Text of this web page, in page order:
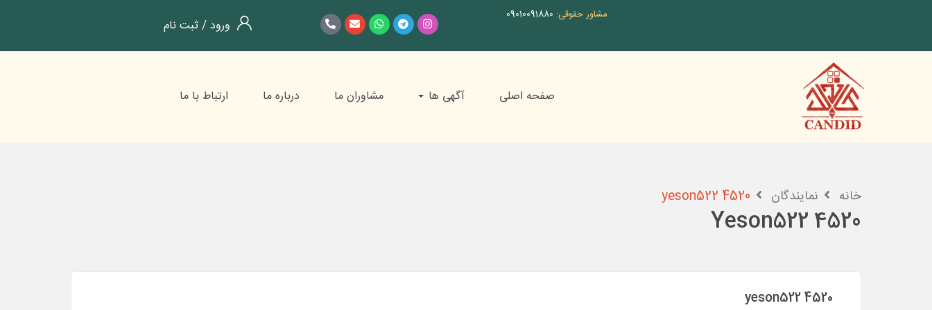
مشاور حقوقی: 09010091880
ورود/ثبت نام
صفحه اصلی آگهی ها مشاوران ما درباره ما ارتباط با ما
خانه نمایندگان yeson522 4520
Yeson522 4520
yeson522 4520